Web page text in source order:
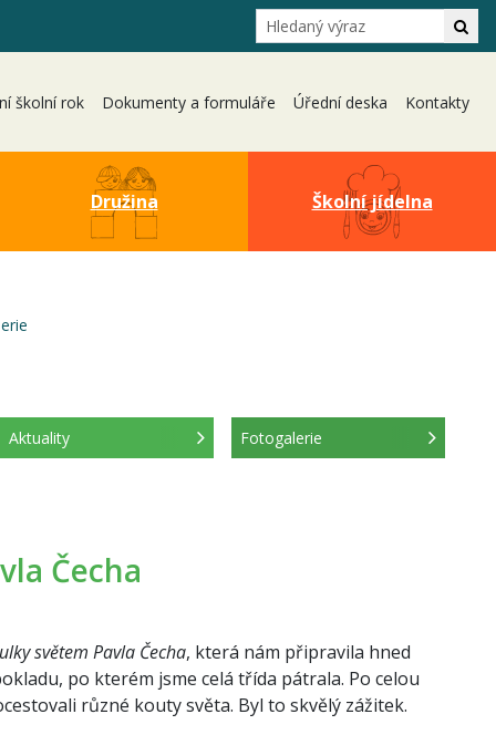
školní rok Dokumenty a formuláře Úřední deska Kontakty
Hledání
Družina Školní jídelna
Aktuality
Fotogalerie
(aktuální)
Čecha
světem Pavla Čecha, která nám připravila hned
po kterém jsme celá třída pátrala. Po celou
různé kouty světa. Byl to skvělý zážitek.